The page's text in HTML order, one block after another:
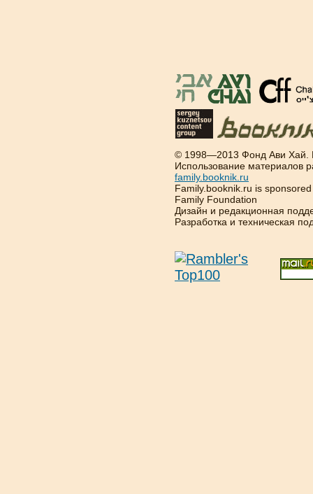
© 1998—2013 Фонд Ави Хай.
Использование материалов
family.booknik.ru
Family.booknik.ru is
Family Foundation
Дизайн и редакционная
Разработка и техническая